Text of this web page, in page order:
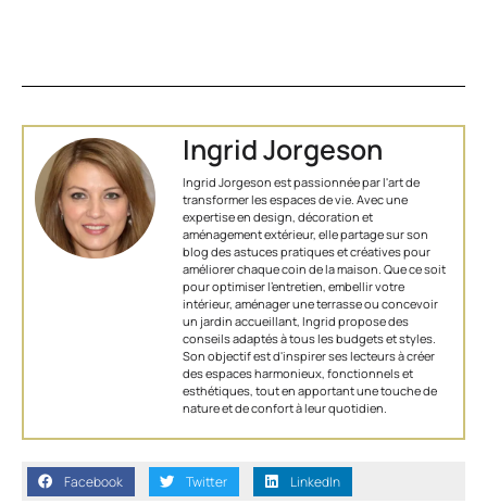
Ingrid Jorgeson
Ingrid Jorgeson est passionnée par l'art de
transformer les espaces de vie. Avec une
expertise en design, décoration et
aménagement extérieur, elle partage sur son
blog des astuces pratiques et créatives pour
améliorer chaque coin de la maison. Que ce soit
pour optimiser l’entretien, embellir votre
intérieur, aménager une terrasse ou concevoir
un jardin accueillant, Ingrid propose des
conseils adaptés à tous les budgets et styles.
Son objectif est d'inspirer ses lecteurs à créer
des espaces harmonieux, fonctionnels et
esthétiques, tout en apportant une touche de
nature et de confort à leur quotidien.
Facebook Twitter LinkedIn